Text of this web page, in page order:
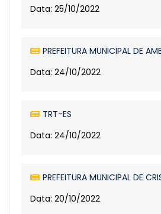
Data: 25/10/2022
PREFEITURA MUNICIPAL DE
Data: 24/10/2022
TRT-ES
Data: 24/10/2022
PREFEITURA MUNICIPAL DE
Data: 20/10/2022